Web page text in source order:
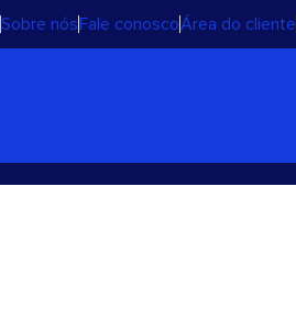
Sobre nósFale conoscoÁrea do cliente